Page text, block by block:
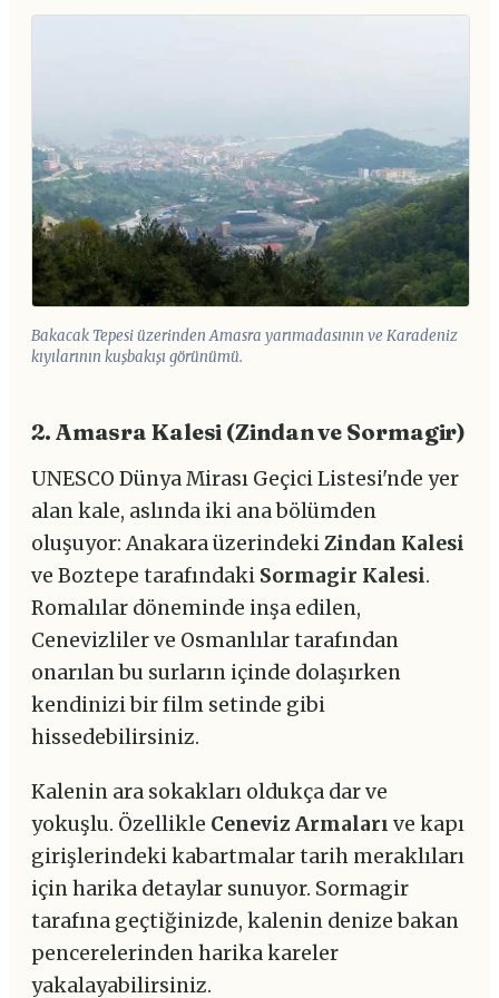
Bakacak Tepesi üzerinden Amasra yarımadasının ve Karadeniz
kıyılarının kuşbakışı görünümü.
2. Amasra Kalesi (Zindan ve Sormagir)
UNESCO Dünya Mirası Geçici Listesi'nde yer
alan kale, aslında iki ana bölümden
oluşuyor: Anakara üzerindekiZindan Kalesi
ve Boztepe tarafındaki Sormagir Kalesi.
Romalılar döneminde inşa edilen,
Cenevizliler ve Osmanlılar tarafından
onarılan bu surların içinde dolaşırken
kendinizi bir film setinde gibi
hissedebilirsiniz.
Kalenin ara sokakları oldukça dar ve
yokuşlu. Özellikle Ceneviz Armaları ve kapı
girişlerindeki kabartmalar tarih meraklıları
için harika detaylar sunuyor. Sormagir
tarafına geçtiğinizde, kalenin denize bakan
pencerelerinden harika kareler
yakalayabilirsiniz.